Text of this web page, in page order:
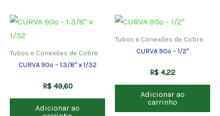
Tubos e Conexões de Cobre
CURVA 90º – 1.3/8″ x 1/32
R$49,60
Adicionar ao
Tubos e Conexões de Cobre
CURVA 90º – 1/2″
R$ 4,22
Adicionar ao
carrinho